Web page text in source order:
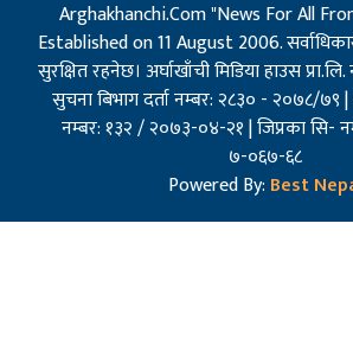
Arghakhanchi.Com "News For All
Established on 11 August 2006.
सुरक्षित रहनेछ। अर्घाखाँची मिडिया हाउस
सुचना बिभाग दर्ता नम्बर: २८३० - २०७८/७९ |
नम्बर: १३२ / २०७३-०४-२१ | जिप्रका सि-
७-०६७-६८
Powered By: Best